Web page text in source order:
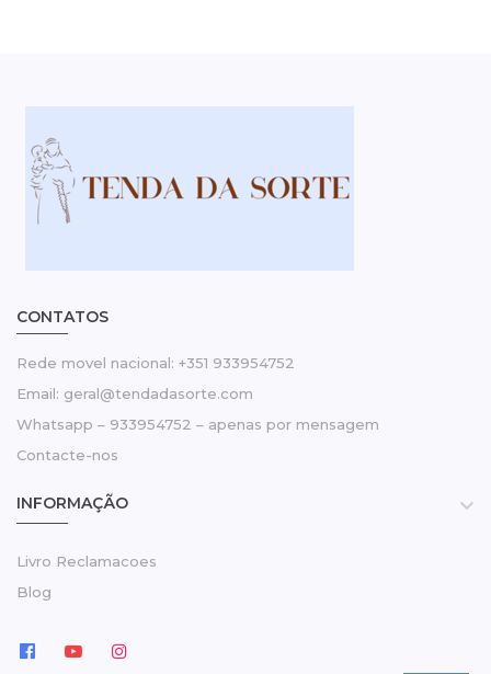
CONTATOS
Rede movel nacional: +351 933954752
Email: geral@tendadasorte.com
Whatsapp – 933954752 – apenas por mensagem
Contacte-nos
INFORMAÇÃO 
Livro Reclamacoes
Blog